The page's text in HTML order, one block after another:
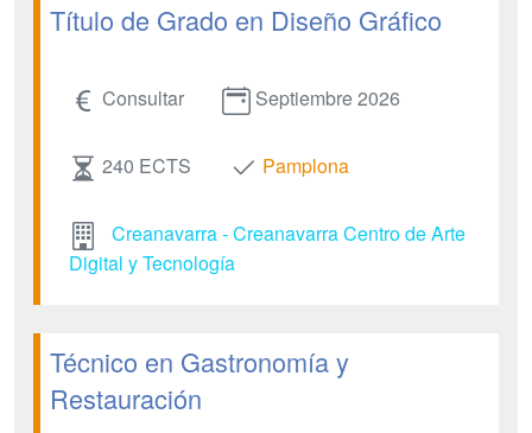
Título de Grado en Diseño Gráfico
Consultar Septiembre 2026
240 ECTS Pamplona
Creanavarra - Creanavarra Centro de Arte
Digital y Tecnología
Técnico en Gastronomía y
Restauración